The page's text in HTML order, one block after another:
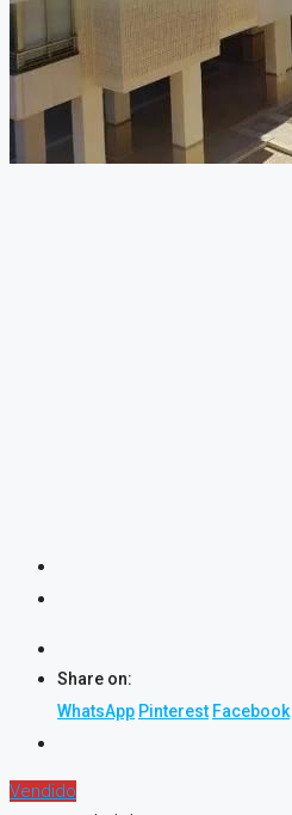
Share on:
WhatsApp Pinterest Facebook
Vendido